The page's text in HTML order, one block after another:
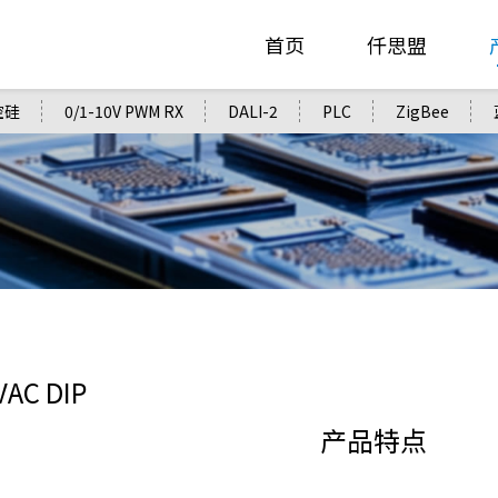
首页 仟思盟
硅 0/1-10V PWM RX DALI-2 PLC ZigBee
DIP
产品特点